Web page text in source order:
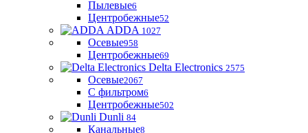
Пылевые6
Центробежные52
ADDA 1027
Осевые958
Центробежные69
Delta Electronics 2575
Осевые2067
С фильтром6
Центробежные502
Dunli 84
Канальные8